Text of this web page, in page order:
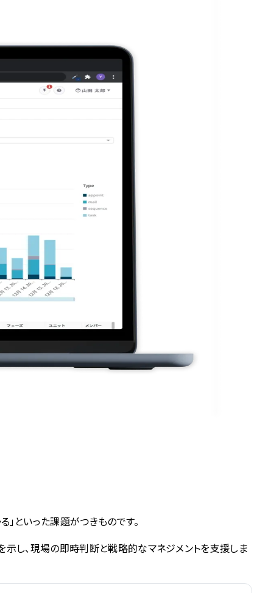
といった課題がつきものです。
し、現場の即時判断と戦略的なマネジメントを支援しま